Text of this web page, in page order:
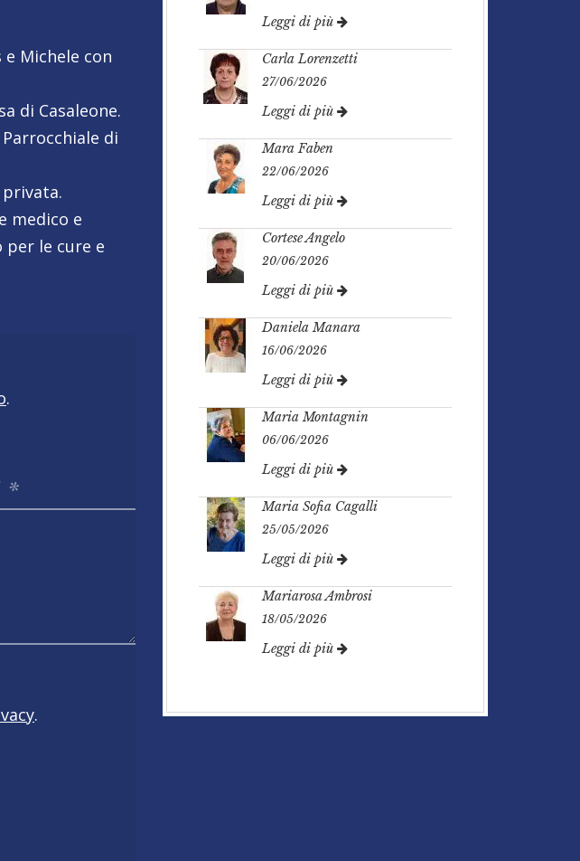
Michele con
di Casaleone.
di
medico e
le cure e
.
.
Leggi di più
Carla Lorenzetti
27/06/2026
Leggi di più
Mara Faben
22/06/2026
Leggi di più
Cortese Angelo
20/06/2026
Leggi di più
Daniela Manara
16/06/2026
Leggi di più
Maria Montagnin
06/06/2026
Leggi di più
Maria Sofia Cagalli
25/05/2026
Leggi di più
Mariarosa Ambrosi
18/05/2026
Leggi di più